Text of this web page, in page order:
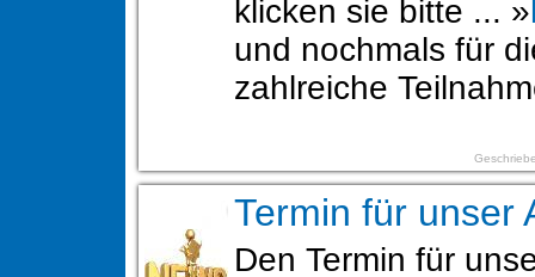
klicken sie bitte ... »
und nochmals für
zahlreiche
Termin für unser
Den Termin für